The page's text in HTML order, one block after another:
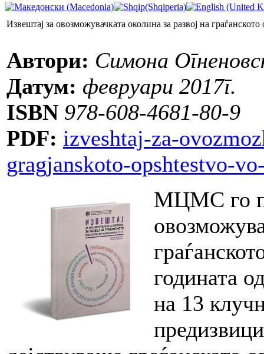
Извештај за овозможувачката околина за развој на
Автори: Симона
Датум: февруари 2017г.
ISBN 978-608-4681-80-9
PDF: izveshtaj-za-
gragjanskoto-opshtestvo-
МЦМС го
годината
на 13